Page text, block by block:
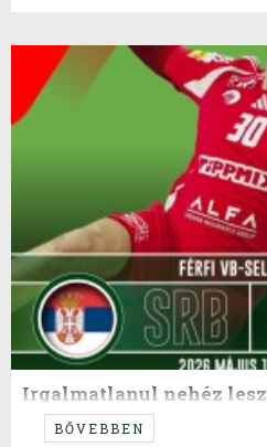
Irgalmatlanul nehéz lesz
...de képesek vagyunk rá!
BŐVEBBEN